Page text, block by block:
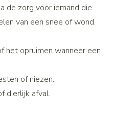
de zorg voor iemand die
van een snee of wond.
het opruimen wanneer een
of niezen.
dierlijk afval.